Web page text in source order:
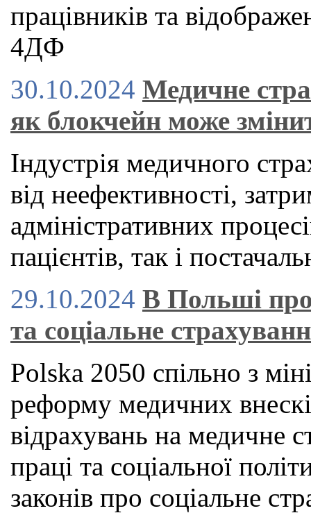
працівників та
4ДФ
30.10.2024 Медичне
як блокчейн може
Індустрія медичного
від неефективності,
адміністративних
пацієнтів, так і
29.10.2024 В Польші
та соціальне
Polska 2050 спільно з
реформу медичних
відрахувань на медичне
праці та соціальної
законів про соціальне